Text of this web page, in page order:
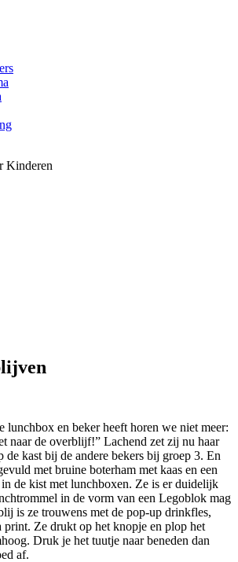
Kinderen
lunchbox en beker heeft horen we niet meer:
naar de overblijf!” Lachend zet zij nu haar
de kast bij de andere bekers bij groep 3. En
met bruine boterham met kaas en een
de kist met lunchboxen. Ze is er duidelijk
in de vorm van een Legoblok mag
is ze trouwens met de pop-up drinkfles,
print. Ze drukt op het knopje en plop het
Druk je het tuutje naar beneden dan
af.